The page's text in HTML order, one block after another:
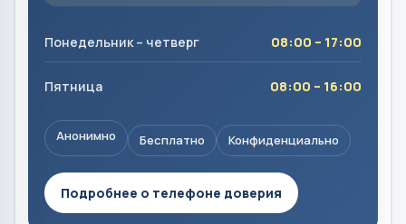
Понедельник – четверг 08:00 – 17:00
Пятница 08:00 – 16:00
Анонимно Бесплатно Конфиденциально
Подробнее о телефоне доверия